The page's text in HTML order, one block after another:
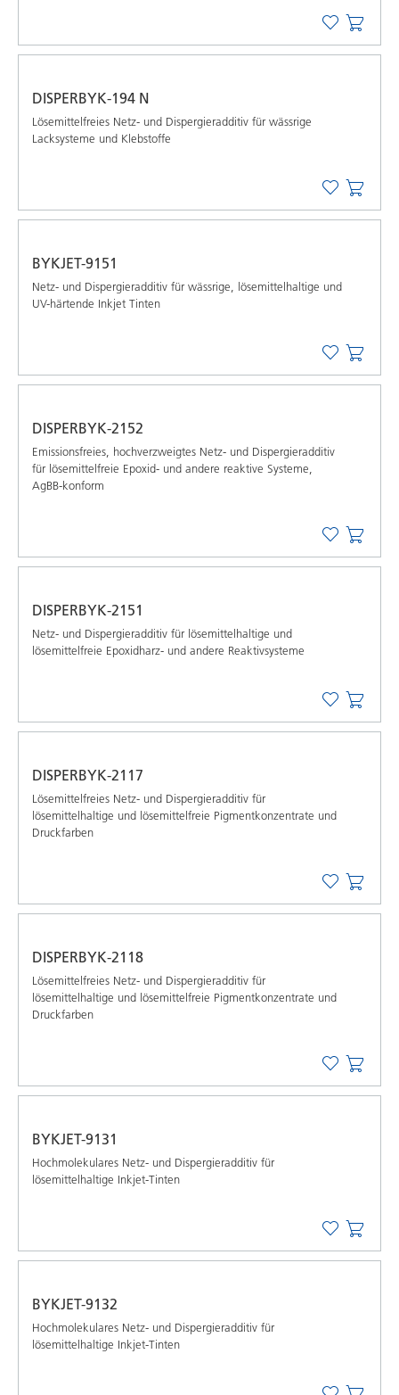
DISPERBYK-194 N
Lösemittelfreies Netz- und Dispergieradditiv für wässrige
Lacksysteme und Klebstoffe
BYKJET-9151
Netz- und Dispergieradditiv für wässrige, lösemittelhaltige und
UV-härtende Inkjet Tinten
DISPERBYK-2152
Emissionsfreies, hochverzweigtes Netz- und Dispergieradditiv
für lösemittelfreie Epoxid- und andere reaktive Systeme,
AgBB-konform
DISPERBYK-2151
Netz- und Dispergieradditiv für lösemittelhaltige und
lösemittelfreie Epoxidharz- und andere Reaktivsysteme
DISPERBYK-2117
Lösemittelfreies Netz- und Dispergieradditiv für
lösemittelhaltige und lösemittelfreie Pigmentkonzentrate und
Druckfarben
DISPERBYK-2118
Lösemittelfreies Netz- und Dispergieradditiv für
lösemittelhaltige und lösemittelfreie Pigmentkonzentrate und
Druckfarben
BYKJET-9131
Hochmolekulares Netz- und Dispergieradditiv für
lösemittelhaltige Inkjet-Tinten
BYKJET-9132
Hochmolekulares Netz- und Dispergieradditiv für
lösemittelhaltige Inkjet-Tinten